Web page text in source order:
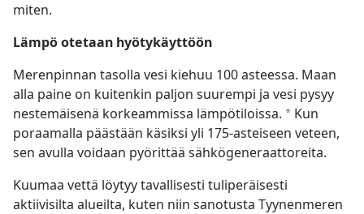
miten.
Lämpö otetaan hyötykäyttöön
Merenpinnan tasolla vesi kiehuu 100 asteessa. Maan
alla paine on kuitenkin paljon suurempi ja vesi pysyy
nestemäisenä korkeammissa lämpötiloissa. * Kun
poraamalla päästään käsiksi yli 175-asteiseen veteen,
sen avulla voidaan pyörittää sähkögeneraattoreita.
Kuumaa vettä löytyy tavallisesti tuliperäisesti
aktiivisilta alueilta, kuten niin sanotusta Tyynenmeren